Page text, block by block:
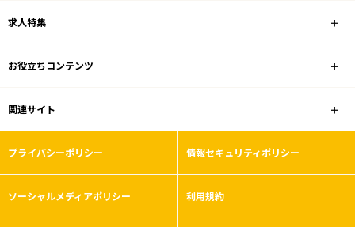
求人特集
お役立ちコンテンツ
関連サイト
プライバシーポリシー 情報セキュリティポリシー
ソーシャルメディアポリシー 利用規約